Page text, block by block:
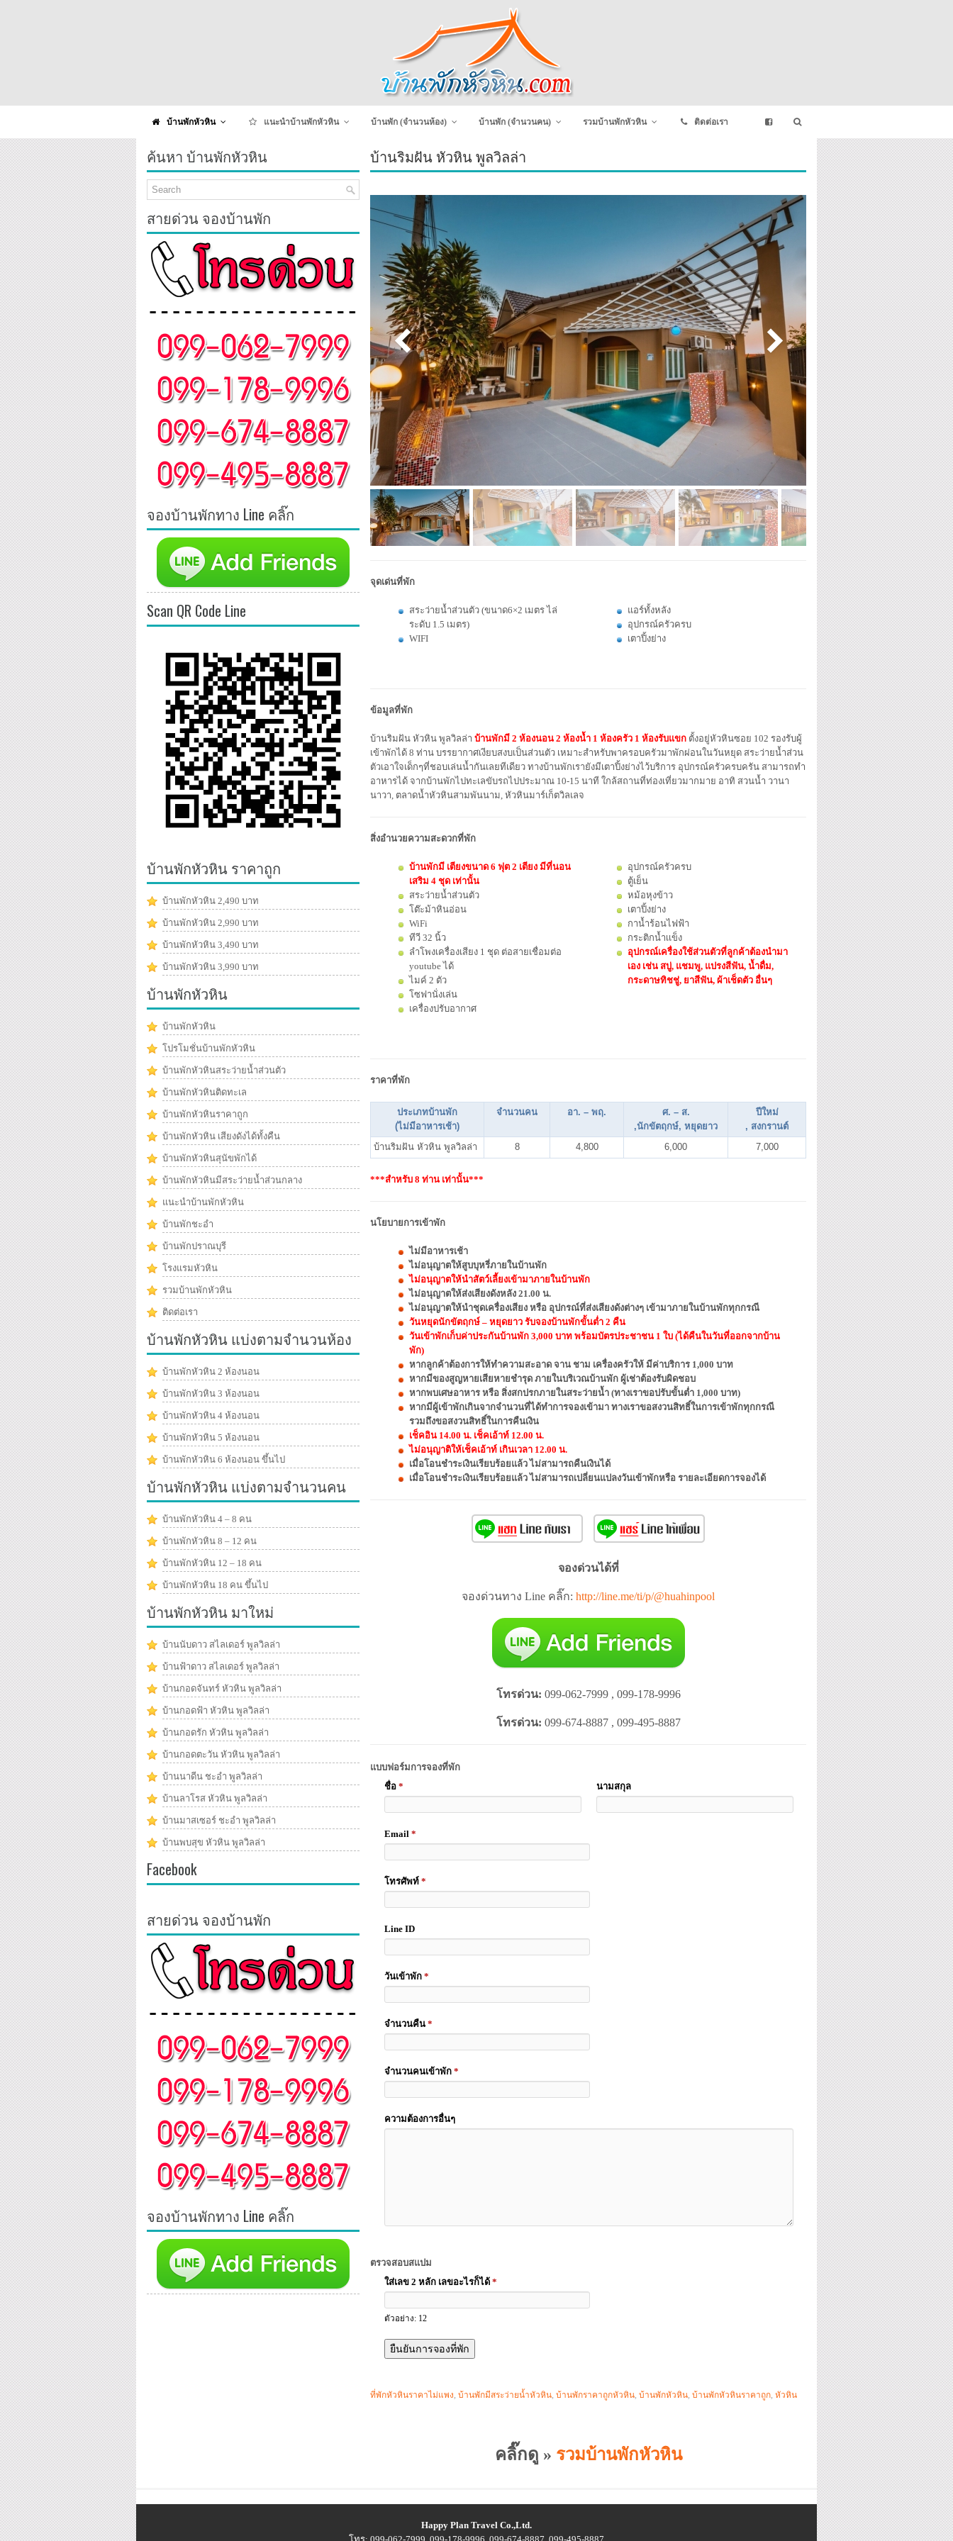
บ้านพักหัวหิน แนะนำบ้านพักหัวหิน บ้านพัก (จำนวนห้อง) บ้านพัก (จำนวนคน) รวมบ้านพักหัวหิน ติดต่อเรา
บ้านริมฝัน หัวหิน พูลวิลล่า
จุดเด่นที่พัก
สระว่ายน้ำส่วนตัว (ขนาด6×2 เมตร ไล่
ระดับ 1.5 เมตร)
WIFI
แอร์ทั้งหลัง
อุปกรณ์ครัวครบ
เตาปิ้งย่าง
ข้อมูลที่พัก
บ้านริมฝัน หัวหิน พูลวิลล่า บ้านพักมี 2 ห้องนอน 2 ห้องน้ำ 1 ห้องครัว 1 ห้องรับแขก ตั้งอยู่หัวหินซอย 102 รองรับผู้
เข้าพักได้ 8 ท่าน บรรยากาศเงียบสงบเป็นส่วนตัว เหมาะสำหรับพาครอบครัวมาพักผ่อนในวันหยุด สระว่ายน้ำส่วน
ตัวเอาใจเด็กๆที่ชอบเล่นน้ำกันเลยทีเดียว ทางบ้านพักเรายังมีเตาปิ้งย่างไว้บริการ อุปกรณ์ครัวครบครัน สามารถทำ
อาหารได้ จากบ้านพักไปทะเลขับรถไปประมาณ 10-15 นาที ใกล้สถานที่ท่องเที่ยวมากมาย อาทิ สวนน้ำ วานา
นาวา, ตลาดน้ำหัวหินสามพันนาม, หัวหินมาร์เก็ตวิลเลจ
สิ่งอำนวยความสะดวกที่พัก
บ้านพักมี เตียงขนาด 6 ฟุต 2 เตียง มีที่นอน
เสริม 4 ชุด เท่านั้น
สระว่ายน้ำส่วนตัว
โต๊ะม้าหินอ่อน
WiFi
ทีวี 32 นิ้ว
ลำโพงเครื่องเสียง 1 ชุด ต่อสายเชื่อมต่อ
youtube ได้
ไมค์ 2 ตัว
โซฟานั่งเล่น
เครื่องปรับอากาศ
อุปกรณ์ครัวครบ
ตู้เย็น
หม้อหุงข้าว
เตาปิ้งย่าง
กาน้ำร้อนไฟฟ้า
กระติกน้ำเเข็ง
อุปกรณ์เครื่องใช้ส่วนตัวที่ลูกค้าต้องนำมา
เอง เช่น สบู่, แชมพู, แปรงสีฟัน, น้ำดื่ม,
กระดาษทิชชู่, ยาสีฟัน, ผ้าเช็ดตัว อื่นๆ
ราคาที่พัก
ประเภทบ้านพัก
(ไม่มีอาหารเช้า)
จำนวนคน อา. – พฤ.
ศ. – ส.
,นักขัตฤกษ์, หยุดยาว
ปีใหม่
, สงกรานต์
บ้านริมฝัน หัวหิน พูลวิลล่า
8 4,800 6,000 7,000
***สำหรับ 8 ท่าน เท่านั้น***
นโยบายการเข้าพัก
ไม่มีอาหารเช้า
ไม่อนุญาตให้สูบบุหรี่ภายในบ้านพัก
ไม่อนุญาตให้นำสัตว์เลี้ยงเข้ามาภายในบ้านพัก
ไม่อนุญาตให้ส่งเสียงดังหลัง 21.00 น.
ไม่อนุญาตให้นำชุดเครื่องเสียง หรือ อุปกรณ์ที่ส่งเสียงดังต่างๆ เข้ามาภายในบ้านพักทุกกรณี
วันหยุดนักขัตฤกษ์ – หยุดยาว รับจองบ้านพักขั้นต่ำ 2 คืน
วันเข้าพักเก็บค่าประกันบ้านพัก 3,000 บาท พร้อมบัตรประชาชน 1 ใบ (ได้คืนในวันที่ออกจากบ้าน
พัก)
หากลูกค้าต้องการให้ทำความสะอาด จาน ชาม เครื่องครัวให้ มีค่าบริการ 1,000 บาท
หากมีของสูญหายเสียหายชำรุด ภายในบริเวณบ้านพัก ผู้เช่าต้องรับผิดชอบ
หากพบเศษอาหาร หรือ สิ่งสกปรกภายในสระว่ายน้ำ (ทางเราขอปรับขั้นต่ำ 1,000 บาท)
หากมีผู้เข้าพักเกินจากจำนวนที่ได้ทำการจองเข้ามา ทางเราขอสงวนสิทธิ์ในการเข้าพักทุกกรณี
รวมถึงขอสงวนสิทธิ์ในการคืนเงิน
เช็คอิน 14.00 น. เช็คเอ้าท์ 12.00 น.
ไม่อนุญาติให้เช็คเอ้าท์ เกินเวลา 12.00 น.
เมื่อโอนชำระเงินเรียบร้อยแล้ว ไม่สามารถคืนเงินได้
เมื่อโอนชำระเงินเรียบร้อยแล้ว ไม่สามารถเปลี่ยนแปลงวันเข้าพักหรือ รายละเอียดการจองได้
จองด่วนได้ที่
จองด่วนทาง Line คลิ๊ก: http://line.me/ti/p/@huahinpool
โทรด่วน: 099-062-7999 , 099-178-9996
โทรด่วน: 099-674-8887 , 099-495-8887
แบบฟอร์มการจองที่พัก
ชื่อ * นามสกุล
Email *
โทรศัพท์ *
Line ID
วันเข้าพัก *
จำนวนคืน *
จำนวนคนเข้าพัก *
ความต้องการอื่นๆ
ตรวจสอบสแปม
ใส่เลข 2 หลัก เลขอะไรก็ได้ *
ตัวอย่าง: 12
ที่พักหัวหินราคาไม่แพง บ้านพักมีสระว่ายน้ำหัวหิน บ้านพักราคาถูกหัวหิน บ้านพักหัวหิน บ้านพักหัวหินราคาถูก หัวหิน
คลิ๊กดู » รวมบ้านพักหัวหิน
ค้นหา บ้านพักหัวหิน
สายด่วน จองบ้านพัก
จองบ้านพักทาง Line คลิ๊ก
Scan QR Code Line
บ้านพักหัวหิน ราคาถูก
บ้านพักหัวหิน 2,490 บาท
บ้านพักหัวหิน 2,990 บาท
บ้านพักหัวหิน 3,490 บาท
บ้านพักหัวหิน 3,990 บาท
บ้านพักหัวหิน
บ้านพักหัวหิน
โปรโมชั่นบ้านพักหัวหิน
บ้านพักหัวหินสระว่ายน้ำส่วนตัว
บ้านพักหัวหินติดทะเล
บ้านพักหัวหินราคาถูก
บ้านพักหัวหิน เสียงดังได้ทั้งคืน
บ้านพักหัวหินสุนัขพักได้
บ้านพักหัวหินมีสระว่ายน้ำส่วนกลาง
แนะนำบ้านพักหัวหิน
บ้านพักชะอำ
บ้านพักปราณบุรี
โรงแรมหัวหิน
รวมบ้านพักหัวหิน
ติดต่อเรา
บ้านพักหัวหิน แบ่งตามจำนวนห้อง
บ้านพักหัวหิน 2 ห้องนอน
บ้านพักหัวหิน 3 ห้องนอน
บ้านพักหัวหิน 4 ห้องนอน
บ้านพักหัวหิน 5 ห้องนอน
บ้านพักหัวหิน 6 ห้องนอน ขึ้นไป
บ้านพักหัวหิน แบ่งตามจำนวนคน
บ้านพักหัวหิน 4 – 8 คน
บ้านพักหัวหิน 8 – 12 คน
บ้านพักหัวหิน 12 – 18 คน
บ้านพักหัวหิน 18 คน ขึ้นไป
บ้านพักหัวหิน มาใหม่
บ้านนับดาว สไลเดอร์ พูลวิลล่า
บ้านฟ้าดาว สไลเดอร์ พูลวิลล่า
บ้านกอดจันทร์ หัวหิน พูลวิลล่า
บ้านกอดฟ้า หัวหิน พูลวิลล่า
บ้านกอดรัก หัวหิน พูลวิลล่า
บ้านกอดตะวัน หัวหิน พูลวิลล่า
บ้านนาดีน ชะอำ พูลวิลล่า
บ้านลาโรส หัวหิน พูลวิลล่า
บ้านมาสเซอร์ ชะอำ พูลวิลล่า
บ้านพบสุข หัวหิน พูลวิลล่า
Facebook
สายด่วน จองบ้านพัก
จองบ้านพักทาง Line คลิ๊ก
Happy Plan Travel Co.,Ltd.